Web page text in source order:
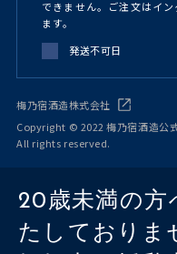
できません。ご注文はイ
ます。
発送不可日
梅乃宿酒造株式会社
Copyright © 2022 梅乃宿酒造公
All rights reserved.
20歳未満の方
たしておりま